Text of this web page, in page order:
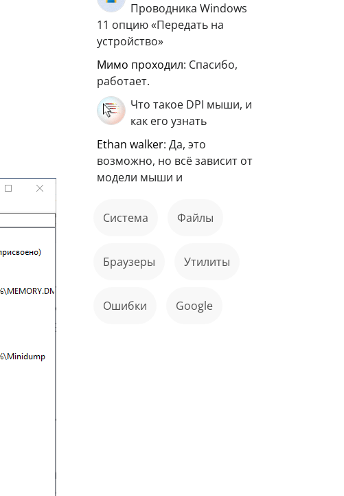
Проводника Windows
11 опцию «Передать на
устройство»
мимо проходил: Спасибо,
работает.
Что такое DPI мыши, и
как его узнать
ethan walker: Да, это
возможно, но всё зависит от
модели мыши и
Система файлы
Браузеры Утилиты
ошибки Google